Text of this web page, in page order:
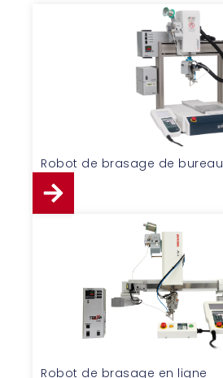
Robot de brasage de bureau
Robot de brasage en ligne